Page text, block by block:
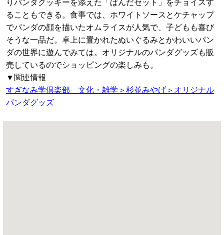
りパンダクッキーを添えた「ぱんだセット」をチョイスす
ることもできる。食事では、ホワイトソースとケチャップ
でパンダの顔を描いたオムライスが人気で、子どもも喜び
そうな一品だ。卓上に置かれたぬいぐるみとかわいいパン
ダの世界に遊んでみては。オリジナルのパンダグッズも販
売しているのでショッピングの楽しみも。
▼関連情報
すぎなみ学倶楽部 文化・雑学＞杉並みやげ＞オリジナル
パンダグッズ